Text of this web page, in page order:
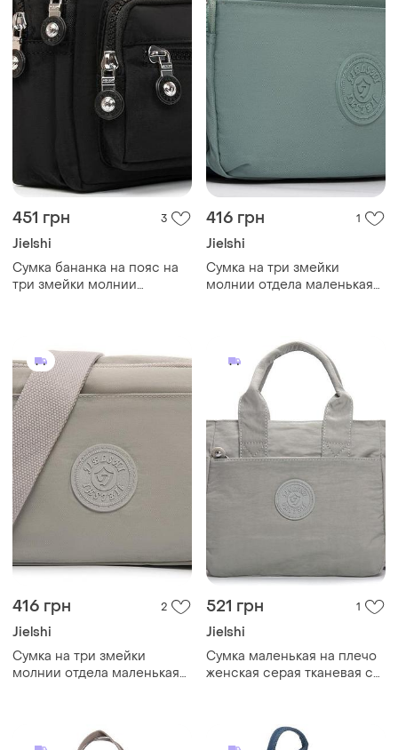
451 грн 3
Jielshi
Сумка бананка на пояс на
три змейки молнии
416 грн 1
Jielshi
Cумка на три змейки
молнии отдела маленькая
jielshi b125
416 грн 2
Jielshi
Cумка на три змейки
молнии отдела маленькая
521 грн 1
Jielshi
Cумка маленькая на плечо
женская серая тканевая с